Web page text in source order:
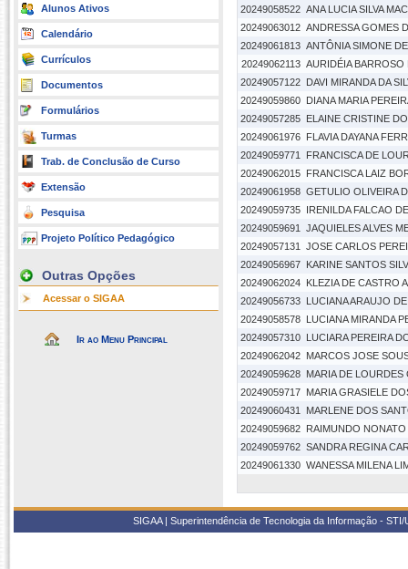
Alunos Ativos
Calendário
Currículos
Documentos
Formulários
Turmas
Trab. de Conclusão de Curso
Extensão
Pesquisa
Projeto Político Pedagógico
Outras Opções
Acessar o SIGAA
Ir ao Menu Principal
20249058522 ANA LUCIA SILVA
20249063012 ANDRESSA GOMES
20249061813 ANTÔNIA SIMONE
20249062113 AURIDÉIA BARROSO
20249057122 DAVI MIRANDA DA
20249059860 DIANA MARIA
20249057285 ELAINE CRISTINE
20249061976 FLAVIA DAYANA
20249059771
FRANCISCA DE
20249062015 FRANCISCA LAIZ
20249061958 GETULIO OLIVEIRA
20249059735 IRENILDA FALCAO
20249059691
JAQUIELES ALVES
20249057131
JOSE CARLOS
20249056967 KARINE SANTOS
20249062024 KLEZIA DE CASTRO
20249056733 LUCIANA ARAUJO
20249058578 LUCIANA MIRANDA
20249057310 LUCIARA PEREIRA
20249062042 MARCOS JOSE
20249059628 MARIA DE LOURDES
20249059717 MARIA GRASIELE
20249060431
MARLENE DOS
20249059682 RAIMUNDO
20249059762 SANDRA REGINA
20249061330 WANESSA MILENA
SIGAA | Superintendência de Tecnologia da Informação -